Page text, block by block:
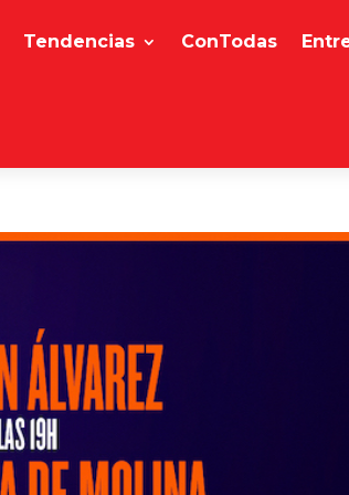
Tendencias ConTodas